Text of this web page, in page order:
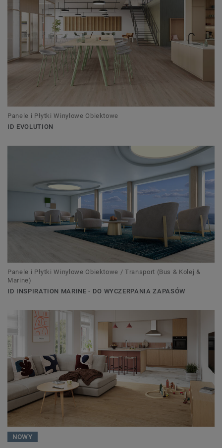
Panele i Płytki Winylowe Obiektowe
ID EVOLUTION
Panele i Płytki Winylowe Obiektowe / Transport (Bus & Kolej &
Marine)
ID INSPIRATION MARINE - DO WYCZERPANIA ZAPASÓW
NOWY